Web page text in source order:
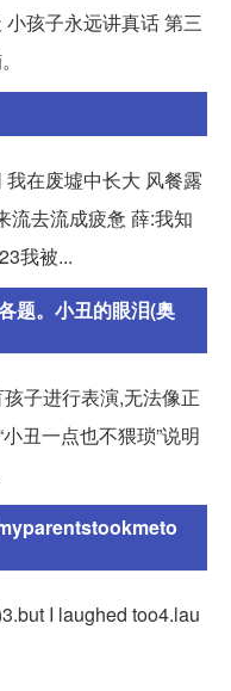
孩子永远讲真话 第三
在废墟中长大 风餐露
流去流成疲惫 薛:我知
我被...
题。小丑的眼泪(奥
子进行表演,无法像正
丑一点也不猥琐”说明
I laughed too4.lau